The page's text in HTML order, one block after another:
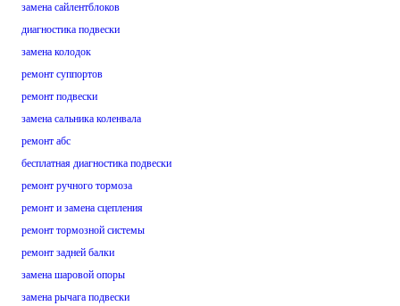
замена сайлентблоков
диагностика подвески
замена колодок
ремонт суппортов
ремонт подвески
замена сальника коленвала
ремонт абс
бесплатная диагностика подвески
ремонт ручного тормоза
ремонт и замена сцепления
ремонт тормозной системы
ремонт задней балки
замена шаровой опоры
замена рычага подвески